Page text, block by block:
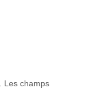
Les champs